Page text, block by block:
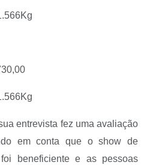
entrevista fez uma avaliação
em conta que o show de
beneficiente e as pessoas